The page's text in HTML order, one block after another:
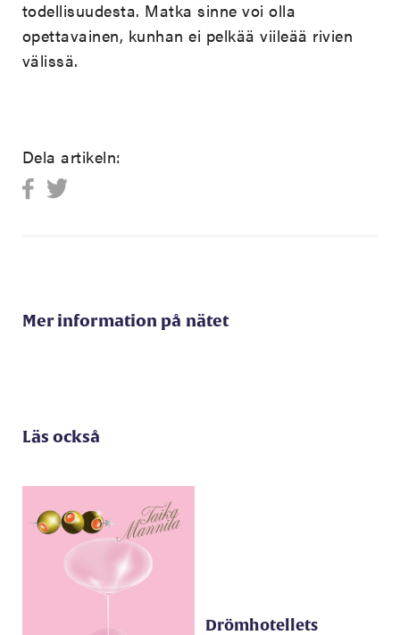
todellisuudesta. Matka sinne voi olla
opettavainen, kunhan ei pelkää viileää rivien
välissä.
Dela artikeln:
Mer information på nätet
Läs också
Drömhotellets